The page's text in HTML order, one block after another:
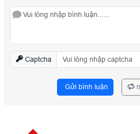
Captcha
Gửi bình luận